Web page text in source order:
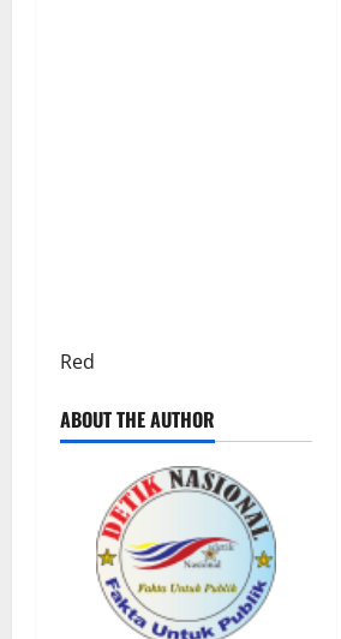
Red
ABOUT THE AUTHOR